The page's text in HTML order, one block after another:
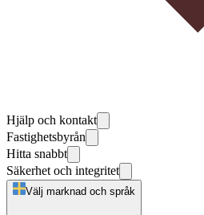
Hjälp och kontakt
Fastighetsbyrån
Hitta snabbt
Säkerhet och integritet
Välj marknad och språk